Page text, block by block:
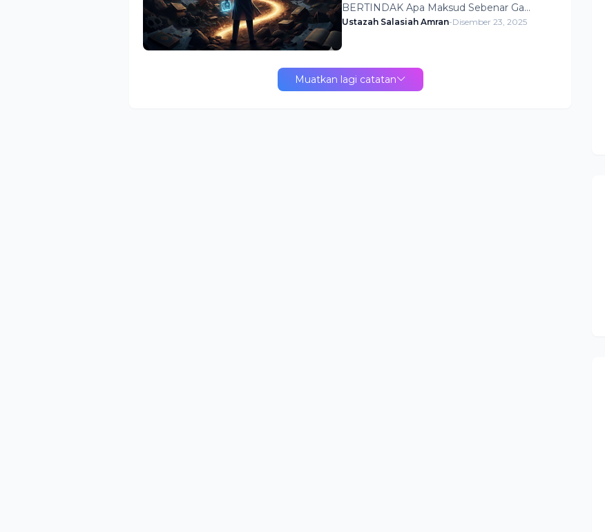
BERTINDAK Apa Maksud Sebenar Ga…
Ustazah Salasiah Amran-Disember 23, 2025
Muatkan lagi catatan